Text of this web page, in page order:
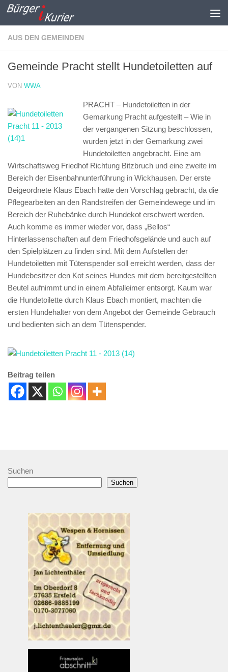
Zum Inhalt springen
AUS DEN GEMEINDEN
Gemeinde Pracht stellt Hundetoiletten auf
VON WWA
PRACHT – Hundetoiletten in der
Gemarkung Pracht aufgestellt –Wie in
der vergangenen Sitzung beschlossen,
wurden jetzt in der Gemarkung zwei
Hundetoiletten angebracht. Eine am
Wirtschaftsweg Friedhof Richtung Bitzbruch und eine zweite im
Bereich der Eisenbahnunterführung in Wickhausen. Der erste
Beigeordnete Klaus Ebach hatte den Vorschlag gebracht, da die
Pflegearbeiten an den Randstreifen der Gemeindewege und im
Bereich der Ruhebänke durch Hundekot erschwert werden.
Auch komme es immer wieder vor, dass „Bellos“
Hinterlassenschaften auf dem Friedhofsgelände und auch auf
den Spielplätzen zu finden sind. Mit dem Aufstellen der
Hundetoiletten mit Tütenspender soll erreicht werden, dass der
Hundebesitzer den Kot seines Hundes mit dem bereitgestellten
Beutel aufnimmt und in einem Abfalleimer entsorgt. Kaum war
die Hundetoilette durch Klaus Ebach montiert, machten die
ersten Hundehalter von dem Angebot der Gemeinde Gebrauch
und bedienten sich an dem Tütenspender.
Beitrag teilen
Suchen
Suchen